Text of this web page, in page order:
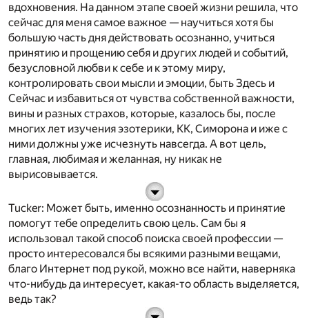
вдохновения. На данном этапе своей жизни решила, что
сейчас для меня самое важное — научиться хотя бы
большую часть дня действовать осознанно, учиться
принятию и прощению себя и других людей и событий,
безусловной любви к себе и к этому миру,
контролировать свои мысли и эмоции, быть Здесь и
Сейчас и избавиться от чувства собственной важности,
вины и разных страхов, которые, казалось бы, после
многих лет изучения эзотерики, КК, Симорона и иже с
ними должны уже исчезнуть навсегда. А вот цель,
главная, любимая и желанная, ну никак не
вырисовывается.
Tucker: Может быть, именно осознанность и принятие
помогут тебе определить свою цель. Сам бы я
использовал такой способ поиска своей профессии —
просто интересовался бы всякими разными вещами,
благо Интернет под рукой, можно все найти, наверняка
что-нибудь да интересует, какая-то область выделяется,
ведь так?